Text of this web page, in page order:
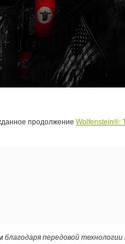
продолжение Wolfenstein®:
передовой технологии